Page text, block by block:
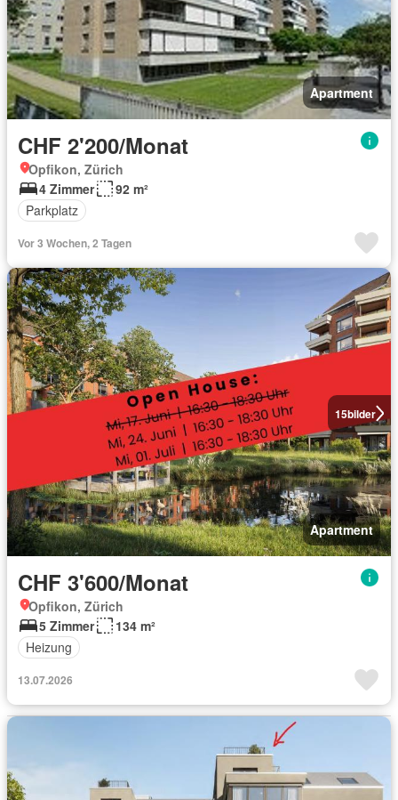
Apartment
CHF 2'200/Monat
Opfikon, Zürich
4 Zimmer
92 m²
Parkplatz
Vor 3 Wochen, 2 Tagen
15bilder
Apartment
CHF 3'600/Monat
Opfikon, Zürich
5 Zimmer
134 m²
Heizung
13.07.2026